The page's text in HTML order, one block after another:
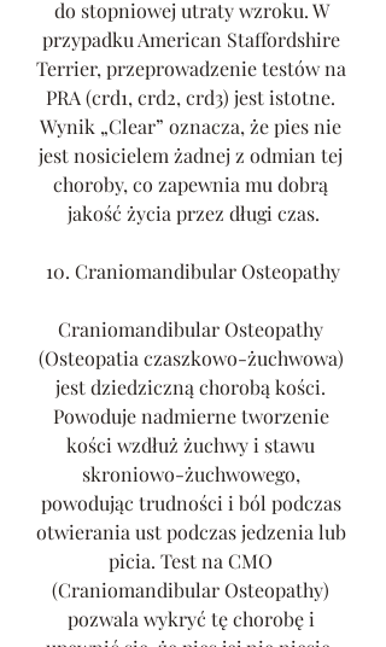
do stopniowej utraty wzroku. W
przypadku American Staffordshire
Terrier, przeprowadzenie testów na
PRA (crd1, crd2, crd3) jest istotne.
Wynik „Clear” oznacza, że pies nie
jest nosicielem żadnej z odmian tej
choroby, co zapewnia mu dobrą
jakość życia przez długi czas.
10. Craniomandibular Osteopathy
Craniomandibular Osteopathy
(Osteopatia czaszkowo-żuchwowa)
jest dziedziczną chorobą kości.
Powoduje nadmierne tworzenie
kości wzdłuż żuchwy i stawu
skroniowo-żuchwowego,
powodując trudności i ból podczas
otwierania ust podczas jedzenia lub
picia. Test na CMO
(Craniomandibular Osteopathy)
pozwala wykryć tę chorobę i